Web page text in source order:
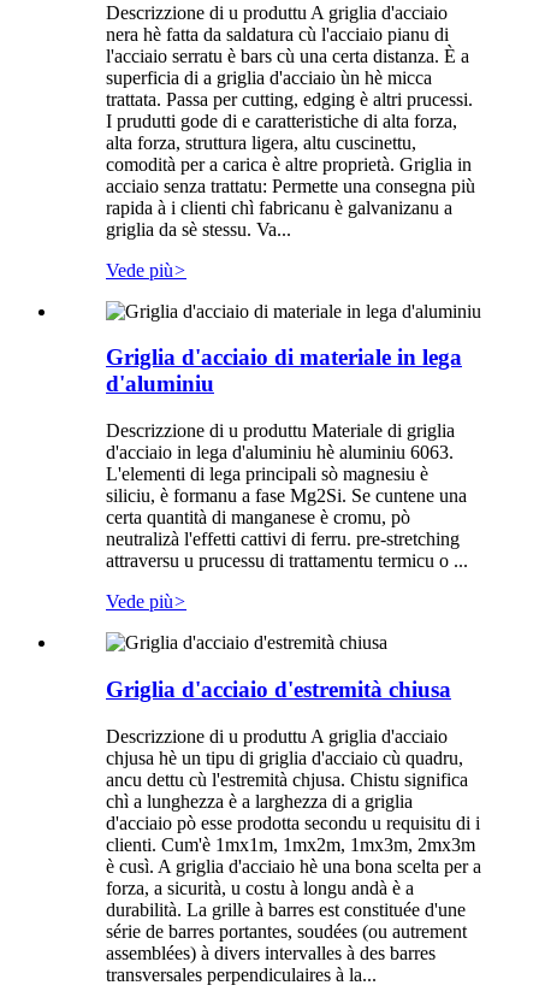
Descrizzione di u produttu A griglia d'acciaio
nera hè fatta da saldatura cù l'acciaio pianu di
l'acciaio serratu è bars cù una certa distanza. È a
superficia di a griglia d'acciaio ùn hè micca
trattata. Passa per cutting, edging è altri prucessi.
I prudutti gode di e caratteristiche di alta forza,
alta forza, struttura ligera, altu cuscinettu,
comodità per a carica è altre proprietà. Griglia in
acciaio senza trattatu: Permette una consegna più
rapida à i clienti chì fabricanu è galvanizanu a
griglia da sè stessu. Va...
Vede più>
Griglia d'acciaio di materiale in lega
d'aluminiu
Descrizzione di u produttu Materiale di griglia
d'acciaio in lega d'aluminiu hè aluminiu 6063.
L'elementi di lega principali sò magnesiu è
siliciu, è formanu a fase Mg2Si. Se cuntene una
certa quantità di manganese è cromu, pò
neutralizà l'effetti cattivi di ferru. pre-stretching
attraversu u prucessu di trattamentu termicu o ...
Vede più>
Griglia d'acciaio d'estremità chiusa
Descrizzione di u produttu A griglia d'acciaio
chjusa hè un tipu di griglia d'acciaio cù quadru,
ancu dettu cù l'estremità chjusa. Chistu significa
chì a lunghezza è a larghezza di a griglia
d'acciaio pò esse prodotta secondu u requisitu di i
clienti. Cum'è 1mx1m, 1mx2m, 1mx3m, 2mx3m
è cusì. A griglia d'acciaio hè una bona scelta per a
forza, a sicurità, u costu à longu andà è a
durabilità. La grille à barres est constituée d'une
série de barres portantes, soudées (ou autrement
assemblées) à divers intervalles à des barres
transversales perpendiculaires à la...